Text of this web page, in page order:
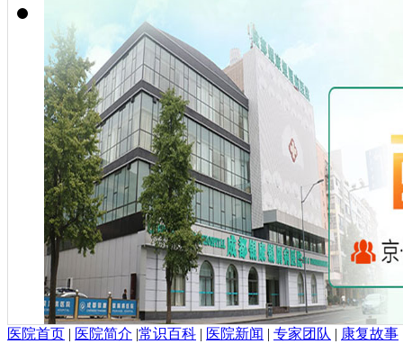
医院首页 | 医院简介 |常识百科 | 医院新闻 | 专家团队 | 康复故事